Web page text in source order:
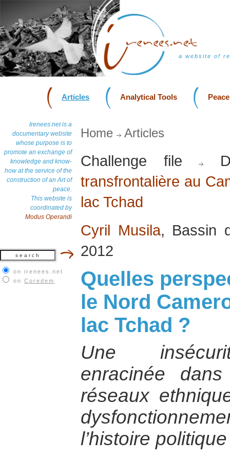
a website of
Articles Analytical Tools
Irenees.net is a
documentary website
whose purpose is to
promote an exchange of
knowledge and know-
how at the service of the
construction of an Art of
peace.
This website is
coordinated by
Modus Operandi
on irenees.net
on Coredem
Home Articles
Challenge file
transfrontalière au
lac Tchad
Cyril Musila, Bassin
2012
Quelles
le Nord
lac Tchad ?
Une
enracinée
réseaux
l’histoire